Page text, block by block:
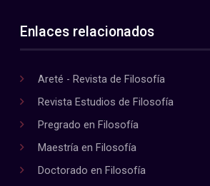
Enlaces relacionados
Areté - Revista de Filosofía
Revista Estudios de Filosofía
Pregrado en Filosofía
Maestría en Filosofía
Doctorado en Filosofía